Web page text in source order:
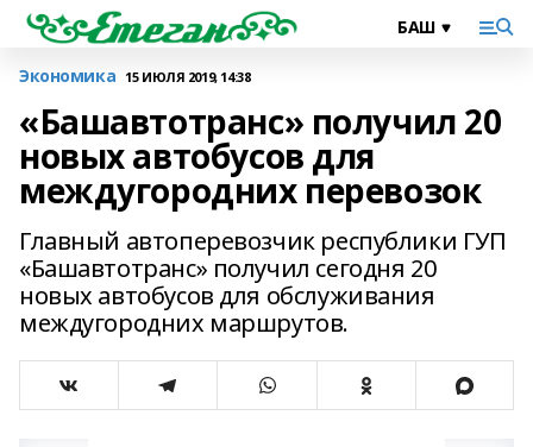
Экономика 15 ИЮЛЯ 2019, 14:38
«Башавтотранс» получил 20
новых автобусов для
междугородних перевозок
Главный автоперевозчик республики ГУП
«Башавтотранс» получил сегодня 20
новых автобусов для обслуживания
междугородних маршрутов.